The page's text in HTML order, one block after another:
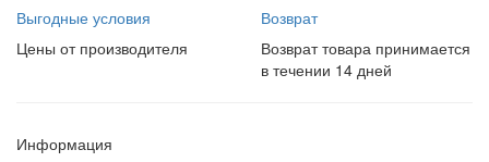
Выгодные условия
Цены от производителя
Возврат
Возврат товара принимается
в течении 14 дней
Информация